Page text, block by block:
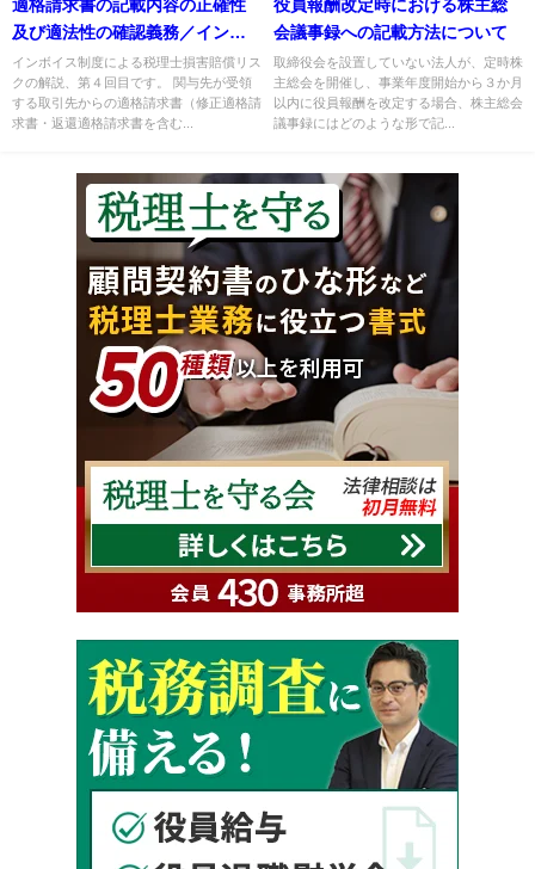
適格請求書の記載内容の正確性
及び適法性の確認義務／インボ
イス税賠リスク
インボイス制度による税理士損害賠償リス
クの解説、第４回目です。 関与先が受領
する取引先からの適格請求書（修正適格請
求書・返還適格請求書を含む...
役員報酬改定時における株主総
会議事録への記載方法について
取締役会を設置していない法人が、定時株
主総会を開催し、事業年度開始から３か月
以内に役員報酬を改定する場合、株主総会
議事録にはどのような形で記...